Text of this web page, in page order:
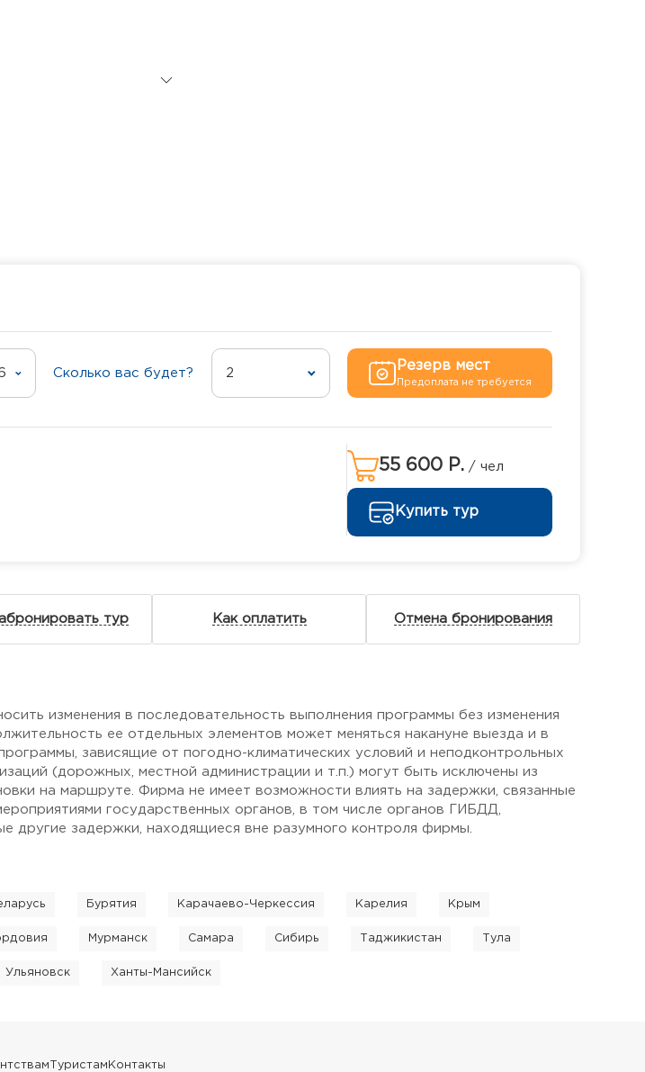
Сколько вас будет? 2
Резерв мест
Предоплата не требуется
55 600 Р./ чел
Купить тур
тур Как оплатить Отмена бронирования
изменения в последовательность выполнения программы без изменения
ее отдельных элементов может меняться накануне выезда и в
зависящие от погодно-климатических условий и неподконтрольных
(дорожных, местной администрации и т.п.) могут быть исключены из
на маршруте. Фирма не имеет возможности влиять на задержки, связанные
государственных органов, в том числе органов ГИБДД,
другие задержки, находящиеся вне разумного контроля фирмы.
Бурятия Карачаево-Черкессия Карелия Крым
Мурманск Самара Сибирь Таджикистан Тула
Ульяновск Ханты-Мансийск
Туристам Контакты